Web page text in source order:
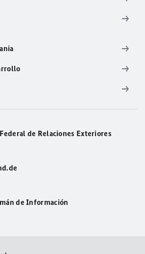
de Relaciones Exteriores
de Información